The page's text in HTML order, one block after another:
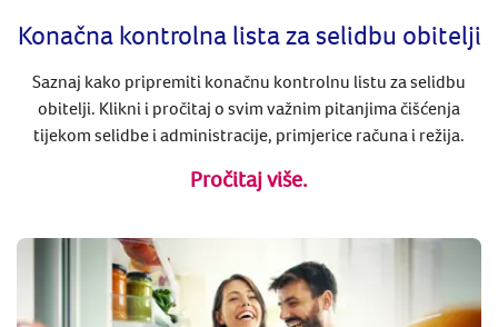
Konačna kontrolna lista za selidbu obitelji
Saznaj kako pripremiti konačnu kontrolnu listu za selidbu
obitelji. Klikni i pročitaj o svim važnim pitanjima čišćenja
tijekom selidbe i administracije, primjerice računa i režija.
Pročitaj više.